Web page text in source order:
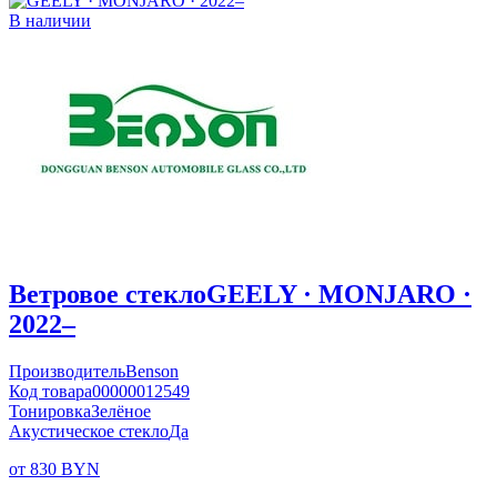
В наличии
Ветровое стеклоGEELY · MONJARO ·
2022–
ПроизводительBenson
Код товара00000012549
ТонировкаЗелёное
Акустическое стеклоДа
от 830 BYN